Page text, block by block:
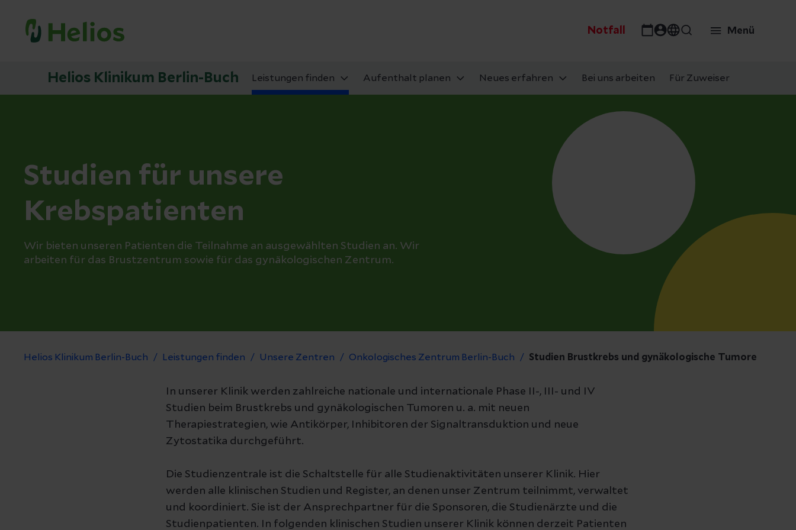
Notfall Menü
Helios Klinikum Berlin-Buch Leistungen finden Aufenthalt planen Neues erfahren Bei uns arbeiten Für Zuweiser
Studien für unsere
Krebspatienten
Wir bieten unseren Patienten die Teilnahme an ausgewählten Studien an. Wir
arbeiten für das Brustzentrum sowie für das gynäkologischen Zentrum.
Helios Klinikum Berlin-Buch Leistungen finden Unsere Zentren Onkologisches Zentrum Berlin-Buch Studien Brustkrebs und gynäkologische Tumore
In unserer Klinik werden zahlreiche nationale und internationale Phase II-, III- und IV
Studien beim Brustkrebs und gynäkologischen Tumoren u. a. mit neuen
Therapiestrategien, wie Antikörper, Inhibitoren der Signaltransduktion und neue
Zytostatika durchgeführt.
Die Studienzentrale ist die Schaltstelle für alle Studienaktivitäten unserer Klinik. Hier
werden alle klinischen Studien und Register, an denen unser Zentrum teilnimmt, verwaltet
und koordiniert. Sie ist der Ansprechpartner für die Sponsoren, die Studienärzte und die
Studienpatienten. In folgenden klinischen Studien unserer Klinik können derzeit Patienten